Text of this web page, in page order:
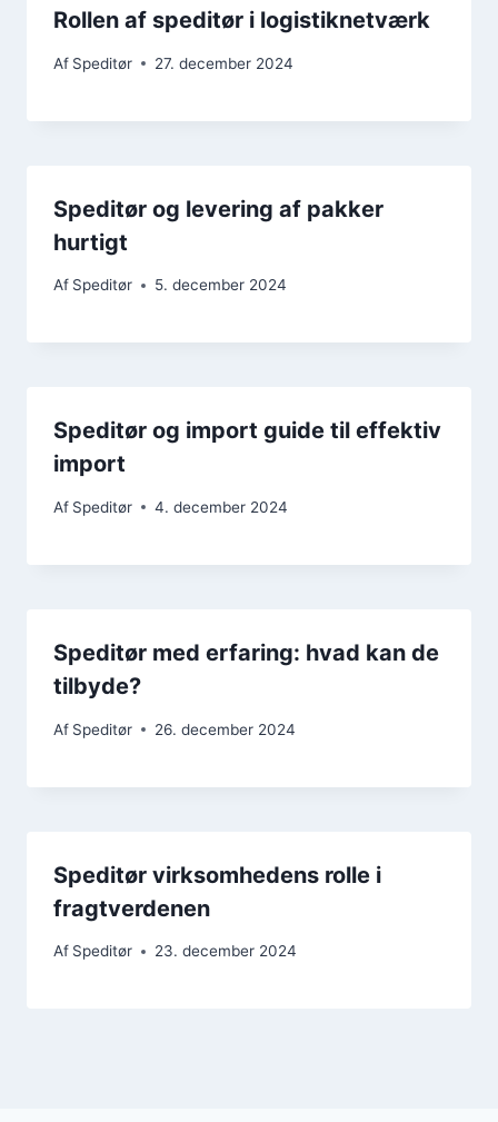
Rollen af speditør i logistiknetværk
Af Speditør 27. december 2024
Speditør og levering af pakker
hurtigt
Af Speditør 5. december 2024
Speditør og import guide til effektiv
import
Af Speditør 4. december 2024
Speditør med erfaring: hvad kan de
tilbyde?
Af Speditør 26. december 2024
Speditør virksomhedens rolle i
fragtverdenen
Af Speditør 23. december 2024